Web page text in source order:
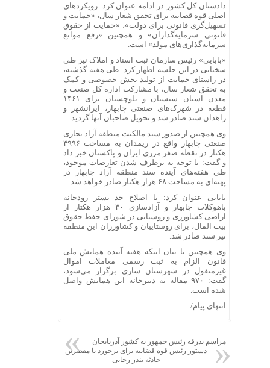
دادستان کل کشور در ادامه عنوان کرد: رویکرد‌های
اصلی قوه قضاییه برای تحقق شعار سال، «حمایت و
تسهیل‌گری قانونی برای دولت»، «حمایت از حقوق
قانونی سرمایه‌گذاران» و همچنین «رفع موانع
سرمایه‌گذاری‌های مولد» است.
«بابایی» رئیس سازمان ثبت اسناد و املاک نیز طی
سخنانی در این جلسه اظهار کرد: طی هفته گذشته،
در راستای حمایت از تولید بخش خصوصی و کمک
به تحقق شعار سال، با مشارکت اداره کل صنعت و
معدن استان سیستان و بلوچستان برای ۱۴۶۱
قطعه در شهرک‌های صنعتی چابهار، ایرانشهر و
زاهدان سند صادر شد و تحویل صاحبان آنها گردید.
وی همچنین از صدور سند مالکیت منطقه آزاد تجاری
صنعتی چابهار واقع در ریمدان به مساحت ۴۹۹۶
هکتار در نقطه صفر مرزی ایران و پاکستان خبر داد
و گفت: با توجه به برطرف شدن تعارضات موجود،
طی هفته‌های آینده سند منطقه آزاد چابهار در
پهنه‌ای به مساحت ۶۸ هزار هکتار صادر خواهد شد.
بابایی عنوان کرد: با اصلاح حد بستر رودخانه
باهوکلات چابهار و آزادسازی ۳۰ هزار هکتار از
اراضی کشاورزی و روستایی در شورای حفظ حقوق
بیت المال، برای روستاییان و کشاورزان این منطقه
نیز سند صادر شد.
وی همچنین با بیان اینکه هفته آینده همایش ملی
قانون الزام به ثبت رسمی معاملات اموال
غیرمنقول در شهرستان ساری برگزار می‌شود،
گفت: ۹۷۰ مقاله به دبیرخانه این همایش واصل
شده است.
انتهای پیام/
مراسم بدرقه رئیس جمهور به کشور آذربایجان
دستور رئیس قوه قضاییه برای برخورد با مقصرین
حادثه بندر رجایی